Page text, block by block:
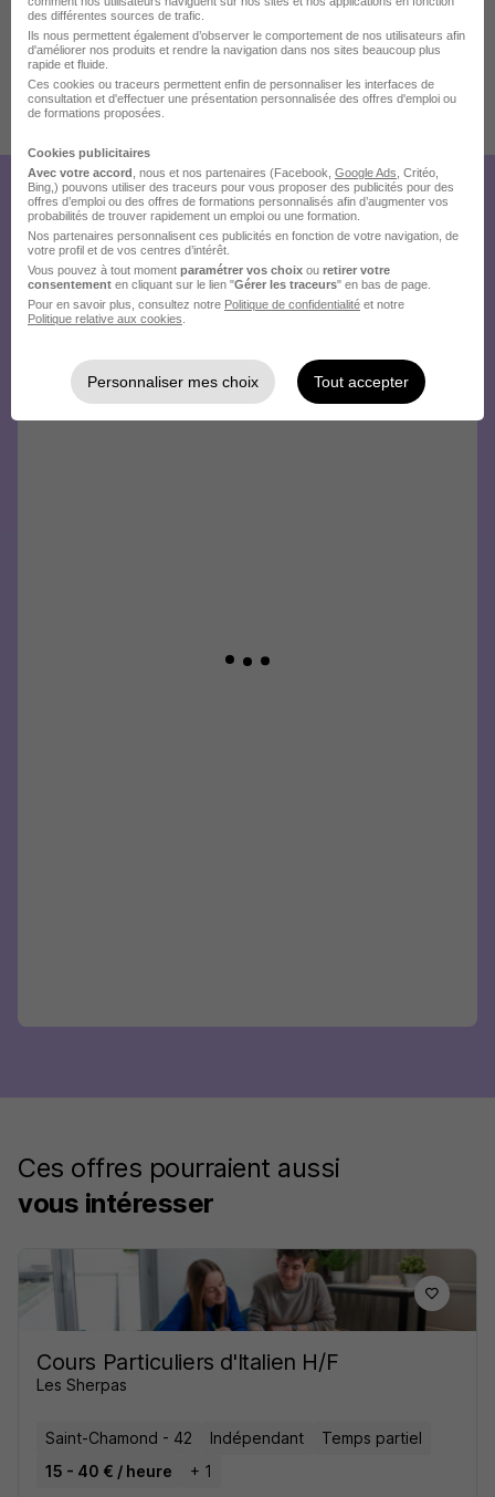
7 de plus
Publiée le 31/07/2026 - Réf : 4020838/28608765 PDM/31T
Créez votre compte Hellowork et
envoyez votre candidature !
Ces offres pourraient aussi
vous intéresser
Cours Particuliers d'Italien H/F
Les Sherpas
Saint-Chamond - 42 Indépendant
Temps partiel
15 - 40 € / heure
+ 1
des différentes sources de trafic.
Ils nous permettent également d’observer le comportement de nos utilisateurs afin
d'améliorer nos produits et rendre la navigation dans nos sites beaucoup plus
rapide et fluide.
Ces cookies ou traceurs permettent enfin de personnaliser les interfaces de
consultation et d'effectuer une présentation personnalisée des offres d'emploi ou
de formations proposées.
Cookies publicitaires
Avec votre accord , nous et nos partenaires (Facebook, Google Ads , Critéo,
Bing,) pouvons utiliser des traceurs pour vous proposer des publicités pour des
offres d’emploi ou des offres de formations personnalisés afin d’augmenter vos
probabilités de trouver rapidement un emploi ou une formation.
Nos partenaires personnalisent ces publicités en fonction de votre navigation, de
votre profil et de vos centres d’intérêt.
Vous pouvez à tout moment paramétrer vos choix ou retirer votre
consentement en cliquant sur le lien "Gérer les traceurs" en bas de page.
Pour en savoir plus, consultez notre Politique de confidentialité et notre
Politique relative aux cookies
Personnaliser mes choix Tout accepter